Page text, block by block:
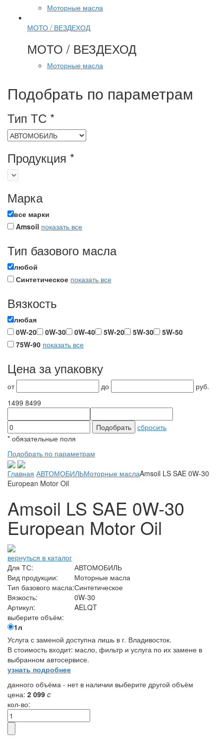
Моторные масла
МОТО / ВЕЗДЕХОД
МОТО / ВЕЗДЕХОД
Моторные масла
Подобрать по параметрам
Тип ТС *
Продукция *
Марка
все марки
Amsoil показать все
Тип базового масла
любой
Синтетическое показать все
Вязкость
любая
0W-20
0W-30 0W-40 5W-20 5W-30
5W-50
75W-90 показать все
Цена за упаковку
от до
руб.
1499 8499
сбросить
* обязательные поля
Подобрать по параметрам
Главная АВТОМОБИЛЬМоторные маслаAmsoil LS SAE 0W-30
European Motor Oil
Amsoil LS SAE 0W-30
European Motor Oil
вернуться в каталог
Для ТС:
АВТОМОБИЛЬ
Вид продукции:
Моторные масла
Тип базового масла:Синтетическое
Вязкость:
0W-30
Артикул:
AELQT
выберите объём:
1л
Услуга с заменой доступна лишь в г. Владивосток.
В стоимость входит: масло, фильтр и услуга по их замене в
выбранном автосервисе.
узнать подробнее
данного объёма - нет в наличии выберите другой объём
цена: 2 099 c
кол-во: